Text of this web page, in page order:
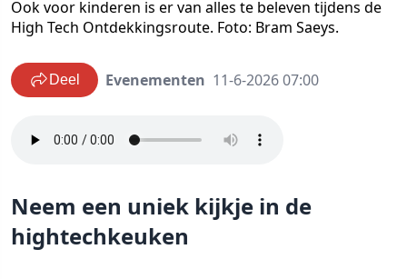
Ook voor kinderen is er van alles te beleven tijdens de
High Tech Ontdekkingsroute. Foto: Bram Saeys.
Deel Evenementen 11-6-2026 07:00
Neem een uniek kijkje in de
hightechkeuken